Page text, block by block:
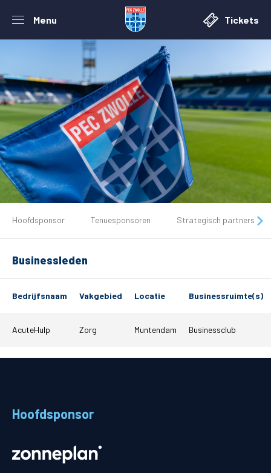
Menu Tickets
De club
Matchdays
Supporters
Hoofdsponsor Tenuesponsoren Strategisch partners
Businessleden
Bedrijfsnaam Vakgebied Locatie Businessruimte(s)
AcuteHulp Zorg Muntendam Businessclub
Hoofdsponsor